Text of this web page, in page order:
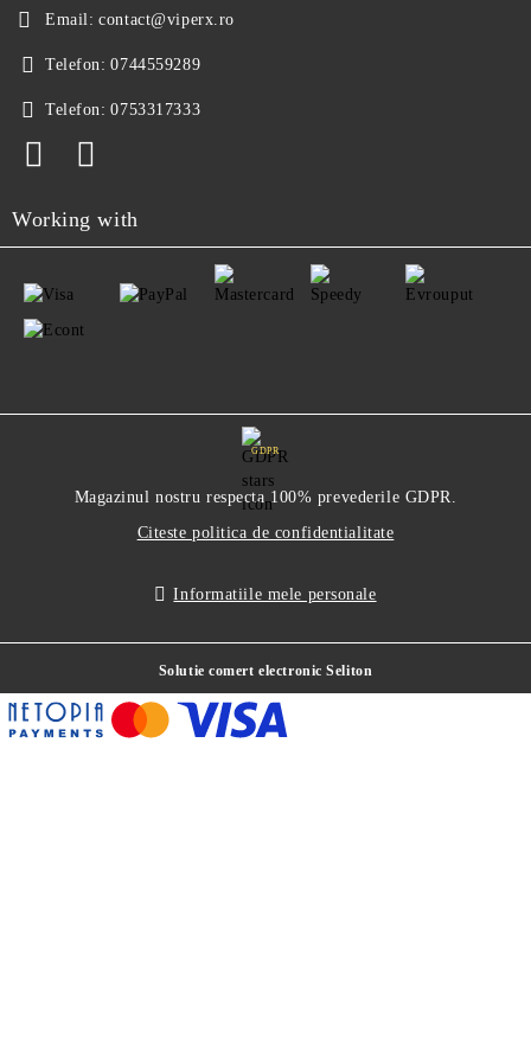
Email: contact@viperx.ro
Telefon: 0744559289
Telefon: 0753317333
Working with
GDPR
Magazinul nostru respecta 100% prevederile GDPR.
Citeste politica de confidentialitate
Informatiile mele personale
Solutie comert electronic Seliton